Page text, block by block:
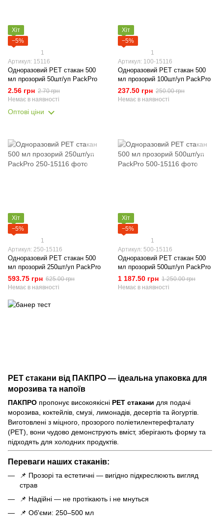
Хіт
−5%
1
Артикул: 15116
Одноразовий РЕТ стакан 500
мл прозорий 50шт/уп PackPro
2.56 грн 2.70 грн
Немає в наявності
Оптові ціни
Хіт
−5%
1
Артикул: 100-15116
Одноразовий РЕТ стакан 500
мл прозорий 100шт/уп PackPro
237.50 грн 250.00 грн
Немає в наявності
Хіт
−5%
1
Артикул: 250-15116
Одноразовий РЕТ стакан 500
мл прозорий 250шт/уп PackPro
593.75 грн 625.00 грн
Немає в наявності
Хіт
−5%
1
Артикул: 500-15116
Одноразовий РЕТ стакан 500
мл прозорий 500шт/уп PackPro
1 187.50 грн 1 250.00 грн
Немає в наявності
РЕТ стакани від ПАКПРО — ідеальна упаковка для
морозива та напоїв
ПАКПРО пропонує високоякісні РЕТ стакани для подачі
морозива, коктейлів, смузі, лимонадів, десертів та йогуртів.
Виготовлені з міцного, прозорого поліетилентерефталату
(РЕТ), вони чудово демонструють вміст, зберігають форму та
підходять для холодних продуктів.
Переваги наших стаканів:
📌 Прозорі та естетичні — вигідно підкреслюють вигляд
страв
📌 Надійні — не протікають і не мнуться
📌 Об'єми: 250–500 мл